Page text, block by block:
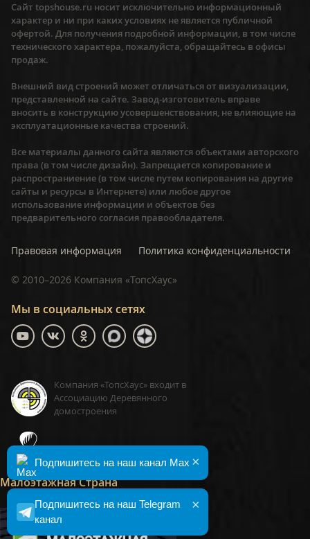
Мы в социальных сетях
Компания «ТопсХаус» входит в
Ассоциацию Деревянного
домостроения
Малоэтажная Страна
Сайт topshouse.ru носит исключительно информационный
характер и ни при каких условиях не является публичной
офертой. Для получения подробной информации, в том числе
технического характера, пожалуйста, обращайтесь в офисы
продаж.
Внешний вид строений может отличаться от визуализации,
представленной на сайте. Завод-изготовитель вправе
вносить в конструкцию усовершенствования, не влияющие на
эксплуатационные качества строений.
Все материалы данного сайта являются объектами авторского
права (в том числе дизайн). Запрещается копирование и
распространиение (в том числе путем копирования на другие
сайты и ресурсы в Интернете) или любое другое
использование информации и объектов без
предварительного согласия правообладателя.
Правовая информация Политика конфиденциальности
© 2010–2026 Компания «ТопсХаус»
×
Подпишитесь на наш Telegram
канал
×
Подпишитесь на наш канал Max